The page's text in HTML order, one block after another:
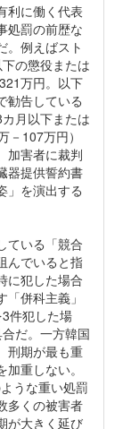
利に働く代表
処罰の前歴な
。例えばスト
の懲役または
万円。以下
勧告している
月以下または
107万円）
加害者に裁判
器提供誓約書
」を演出する
ている「競合
んでいると指
に犯した場合
併科主義」
件犯した場
だ。一方韓国
刑期が最も重
重しない。
うな重い処罰
多くの被害者
が大きく延び